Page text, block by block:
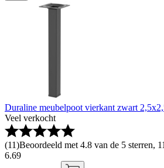
Duraline meubelpoot vierkant zwart
Veel verkocht
(11)Beoordeeld met 4.8 van de 5 sterren,
6.69